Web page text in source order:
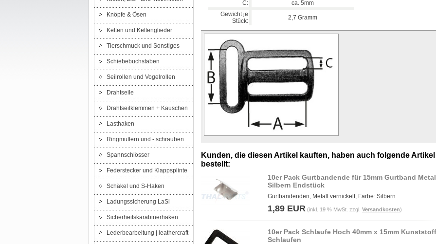
Knöpfe & Ösen
Ketten und Kettenglieder
Tierschmuck und Sonstiges
Schiebebuchstaben
Seilrollen und Vogelrollen
Drahtseile
Drahtseilklemmen + Kauschen
Lasthaken
Ringmuttern und - schrauben
Spannschlösser
Federstecker und Klappsplinte
Schäkel und S-Haken
Ladungssicherung LaSi
Sicherheitskarabinerhaken
Lederbearbeitung | leathercraft
C:
ca. 5mm
Gewicht je
Stück:
2,7 Gramm
Kunden, die diesen Artikel kauften, haben auch folgende Artikel
bestellt:
10er Pack Gurtbandende für 15mm Gurtband
Silbern Endstück
Gurtbandenden, Metall vernickelt, Farbe: Silbern
1,89 EUR (inkl. 19 % MwSt. zzgl. Versandkosten)
10er Pack Schlaufe Hoch 40mm x 15mm Kunststoff
Schlaufen